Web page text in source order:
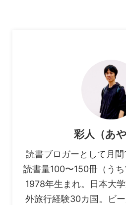
彩人（あや
読書ブロガーとして月間
読書量100〜150冊（うち
1978年生まれ。日本大
外旅行経験30カ国。ビ